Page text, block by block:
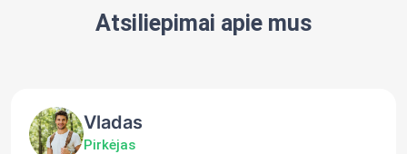
Atsiliepimai apie mus
Vladas
Pirkėjas